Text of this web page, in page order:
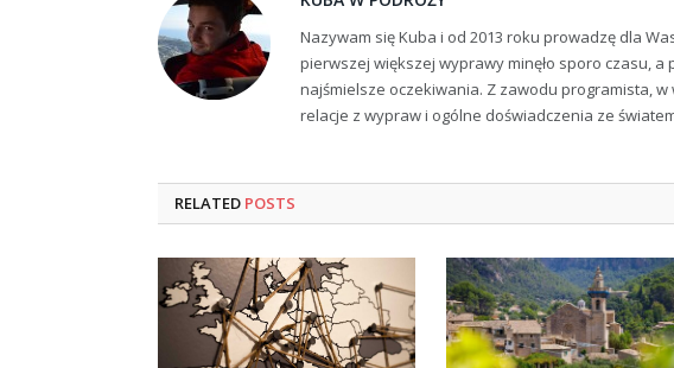
Nazywam się Kuba i od 2013 roku prowadzę dla
pierwszej większej wyprawy minęło sporo czasu, a
najśmielsze oczekiwania. Z zawodu programista,
relacje z wypraw i ogólne doświadczenia ze
RELATED POSTS